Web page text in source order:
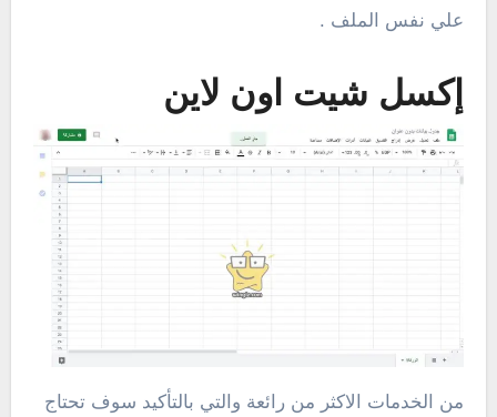
علي نفس الملف .
إكسل شيت اون لاين
من الخدمات الاكثر من رائعة والتي بالتأكيد سوف تحتاج